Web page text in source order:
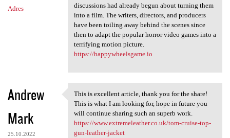
Adres
discussions had already begun about turning them
into a film. The writers, directors, and producers
have been toiling away behind the scenes since
then to adapt the popular horror video games into a
terrifying motion picture.
https://happywheelsgame.io
Andrew
Mark
25.10.2022
This is excellent article,
This is excellent article, thank you for the share!
This is what I am looking for, hope in future you
will continue sharing such an superb work.
https://www.extremeleather.co.uk/tom-cruise-top-
gun-leather-jacket